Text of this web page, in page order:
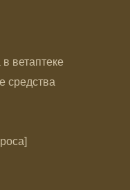
ветаптеке
средства
]